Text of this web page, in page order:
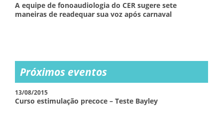
A equipe de fonoaudiologia do CER sugere sete
maneiras de readequar sua voz após carnaval
Próximos eventos
13/08/2015
Curso estimulação precoce – Teste Bayley